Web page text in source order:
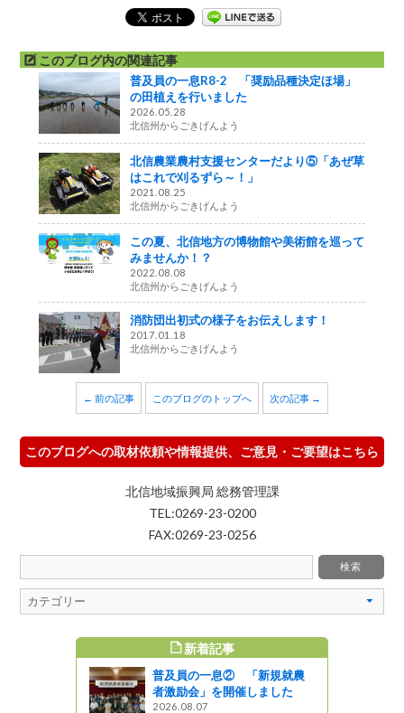
このブログ内の関連記事
普及員の一息R8-2 「奨励品種決定ほ場」
の田植えを行いました
2026.05.28
北信州からごきげんよう
北信農業農村支援センターだより⑤「あぜ草
はこれで刈るずら～！」
2021.08.25
北信州からごきげんよう
この夏、北信地方の博物館や美術館を巡って
みませんか！？
2022.08.08
北信州からごきげんよう
消防団出初式の様子をお伝えします！
2017.01.18
北信州からごきげんよう
← 前の記事 このブログのトップへ 次の記事 →
このブログへの取材依頼や情報提供、ご意見・ご要望はこちら
北信地域振興局 総務管理課
TEL:0269-23-0200
FAX:0269-23-0256
新着記事
普及員の一息② 「新規就農
者激励会」を開催しました
2026.08.07